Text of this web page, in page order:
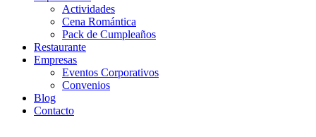
Actividades
Cena Romántica
Pack de Cumpleaños
Restaurante
Empresas
Eventos Corporativos
Convenios
Blog
Contacto